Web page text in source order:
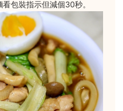
包裝指示但減個30秒。